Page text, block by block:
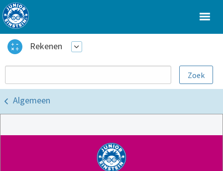
Rekenen
Algemeen